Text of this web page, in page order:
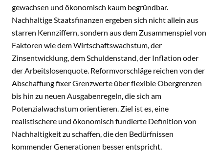
gewachsen und ökonomisch kaum begründbar.
Nachhaltige Staatsfinanzen ergeben sich nicht allein aus
starren Kennziffern, sondern aus dem Zusammenspiel von
Faktoren wie dem Wirtschaftswachstum, der
Zinsentwicklung, dem Schuldenstand, der Inflation oder
der Arbeitslosenquote. Reformvorschläge reichen von der
Abschaffung fixer Grenzwerte über flexible Obergrenzen
bis hin zu neuen Ausgabenregeln, die sich am
Potenzialwachstum orientieren. Ziel ist es, eine
realistischere und ökonomisch fundierte Definition von
Nachhaltigkeit zu schaffen, die den Bedürfnissen
kommender Generationen besser entspricht.